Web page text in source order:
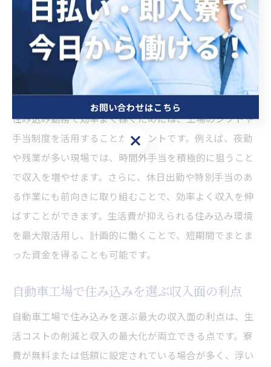
を意識し、給与明細を毎月チェックする習慣を持つこと
で収入の安定化に繋がります。
住み込み勤務で効率よく稼ぐ自動車製造の方
法
住み込み勤務で効率よく稼ぐためには、工場のシフトや
手当制度を活用することがポイントです。例えば、夜勤
や残業が多い現場では、時間外手当を積極的に狙うこと
で収入を増やせます。さらに、休日出勤や特別手当のあ
る作業にも前向きに取り組むことで、効率よく収入を伸
ばすことができます。生活費が抑えられる住み込み環境
を最大限活用し、計画的に働くことで、短期間でまとま
った資金を得ることも可能です。
自動車工場で住み込みを選ぶ収入面の利点
自動車工場で住み込みを選ぶ最大の収入面の利点は、生
活コストの削減と収入の最大化が両立できる点です。寮
費が無料または低額に設定されている場合が多く、浮い
お問い合わせはこちら
お問い合わせはこちら